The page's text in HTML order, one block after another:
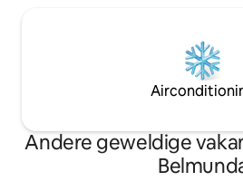
Andere geweldige